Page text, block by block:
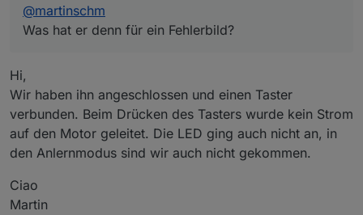
@martinschm
Was hat er denn für ein Fehlerbild?
Hi,
Wir haben ihn angeschlossen und einen Taster
verbunden. Beim Drücken des Tasters wurde kein Strom
auf den Motor geleitet. Die LED ging auch nicht an, in
den Anlernmodus sind wir auch nicht gekommen.
Ciao
Martin